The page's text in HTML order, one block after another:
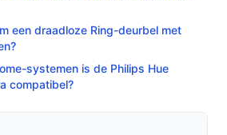
een draadloze Ring-deurbel met
systemen is de Philips Hue
compatibel?